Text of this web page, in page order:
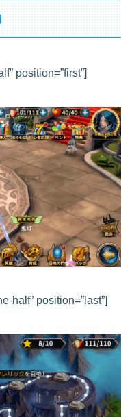
position=”first”]
half” position=”last”]